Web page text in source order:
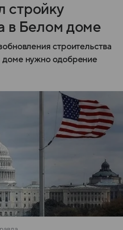
стройку
в Белом доме
строительства
доме нужно одобрение